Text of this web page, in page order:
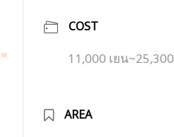
COST
11,000 เยน~25,300
AREA